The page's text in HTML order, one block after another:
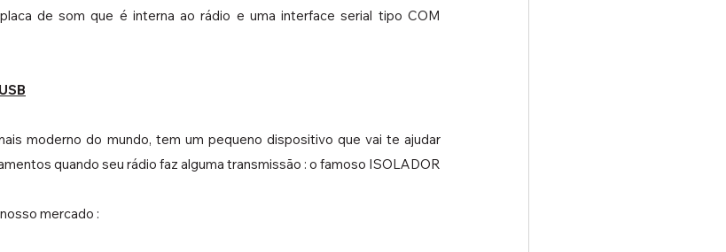
de som que é interna ao rádio e uma interface serial tipo COM
moderno do mundo, tem um pequeno dispositivo que vai te ajudar
quando seu rádio faz alguma transmissão : o famoso ISOLADOR
mercado :